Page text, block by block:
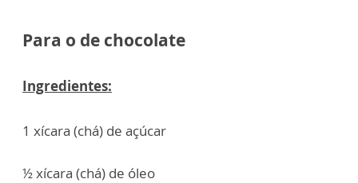
Para o de chocolate
Ingredientes:
1 xícara (chá) de açúcar
½ xícara (chá) de óleo